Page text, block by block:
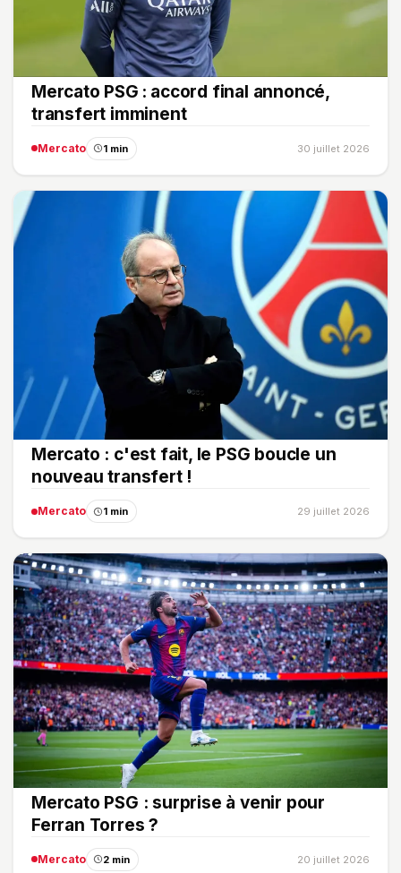
Mercato PSG : accord final annoncé,
transfert imminent
Mercato 1 min 30 juillet 2026
Mercato : c'est fait, le PSG boucle un
nouveau transfert !
Mercato 1 min 29 juillet 2026
Mercato PSG : surprise à venir pour
Ferran Torres ?
Mercato 2 min 20 juillet 2026